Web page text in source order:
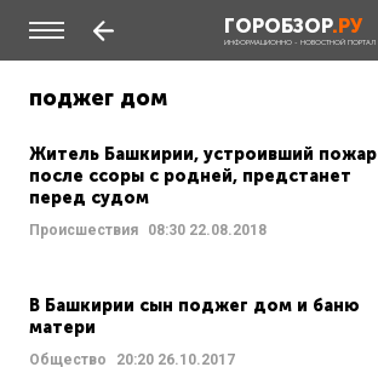
ГОРОБЗОР.РУ
ИНФОРМАЦИОННО - НОВОСТНОЙ ПОРТАЛ
поджег дом
Житель Башкирии, устроивший пожар
после ссоры с родней, предстанет
перед судом
Происшествия 08:30 22.08.2018
В Башкирии сын поджег дом и баню
матери
Общество 20:20 26.10.2017